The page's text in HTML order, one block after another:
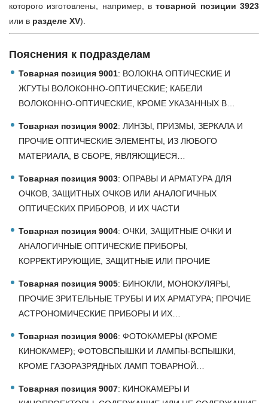
которого изготовлены, например, втоварной позиции 3923
или в разделе XV).
Пояснения к подразделам
Товарная позиция 9001: ВОЛОКНА ОПТИЧЕСКИЕ И
ЖГУТЫ ВОЛОКОННО-ОПТИЧЕСКИЕ; КАБЕЛИ
ВОЛОКОННО-ОПТИЧЕСКИЕ, КРОМЕ УКАЗАННЫХ В…
Товарная позиция 9002: ЛИНЗЫ, ПРИЗМЫ, ЗЕРКАЛА И
ПРОЧИЕ ОПТИЧЕСКИЕ ЭЛЕМЕНТЫ, ИЗ ЛЮБОГО
МАТЕРИАЛА, В СБОРЕ, ЯВЛЯЮЩИЕСЯ…
Товарная позиция 9003: ОПРАВЫ И АРМАТУРА ДЛЯ
ОЧКОВ, ЗАЩИТНЫХ ОЧКОВ ИЛИ АНАЛОГИЧНЫХ
ОПТИЧЕСКИХ ПРИБОРОВ, И ИХ ЧАСТИ
Товарная позиция 9004: ОЧКИ, ЗАЩИТНЫЕ ОЧКИ И
АНАЛОГИЧНЫЕ ОПТИЧЕСКИЕ ПРИБОРЫ,
КОРРЕКТИРУЮЩИЕ, ЗАЩИТНЫЕ ИЛИ ПРОЧИЕ
Товарная позиция 9005: БИНОКЛИ, МОНОКУЛЯРЫ,
ПРОЧИЕ ЗРИТЕЛЬНЫЕ ТРУБЫ И ИХ АРМАТУРА; ПРОЧИЕ
АСТРОНОМИЧЕСКИЕ ПРИБОРЫ И ИХ…
Товарная позиция 9006: ФОТОКАМЕРЫ (КРОМЕ
КИНОКАМЕР); ФОТОВСПЫШКИ И ЛАМПЫ-ВСПЫШКИ,
КРОМЕ ГАЗОРАЗРЯДНЫХ ЛАМП ТОВАРНОЙ…
Товарная позиция 9007: КИНОКАМЕРЫ И